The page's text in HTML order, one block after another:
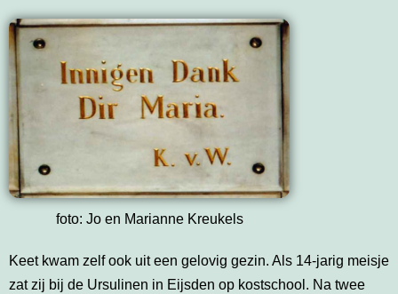
foto: Jo en Marianne Kreukels
Keet kwam zelf ook uit een gelovig gezin. Als 14-jarig meisje
zat zij bij de Ursulinen in Eijsden op kostschool. Na twee